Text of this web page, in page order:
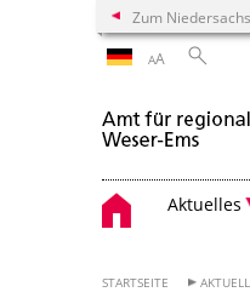
Zum
AA
Aktuelles
STARTSEITE